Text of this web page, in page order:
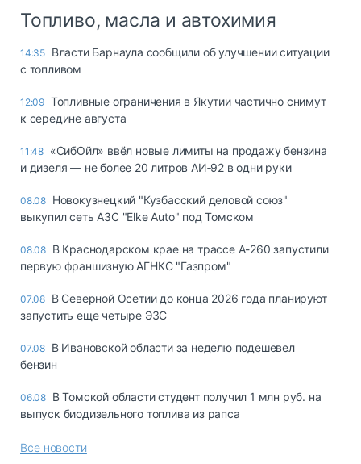
Топливо, масла и автохимия
14:35 Власти Барнаула сообщили об улучшении ситуации
с топливом
12:09 Топливные ограничения в Якутии частично снимут
к середине августа
11:48 «СибОйл» ввёл новые лимиты на продажу бензина
и дизеля — не более 20 литров АИ‑92 в одни руки
08.08 Новокузнецкий "Кузбасский деловой союз"
выкупил сеть АЗС "Elke Auto" под Томском
08.08 В Краснодарском крае на трассе А-260 запустили
первую франшизную АГНКС "Газпром"
07.08 В Северной Осетии до конца 2026 года планируют
запустить еще четыре ЭЗС
07.08 В Ивановской области за неделю подешевел
бензин
06.08 В Томской области студент получил 1 млн руб. на
выпуск биодизельного топлива из рапса
Все новости